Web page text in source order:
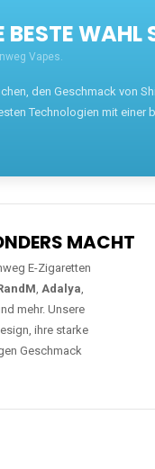
WAHL
Vapes.
den Geschmack von
Technologien mit einer
MACHT
E-Zigaretten
, Adalya,
mehr. Unsere
ihre starke
Geschmack